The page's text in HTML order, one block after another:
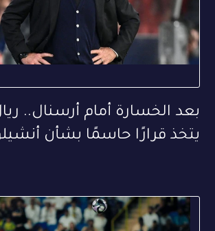
بعد الخسارة أمام أرسنال..
يتخذ قرارًا حاسمًا بشأن